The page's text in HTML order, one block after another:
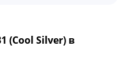
(Cool Silver) в